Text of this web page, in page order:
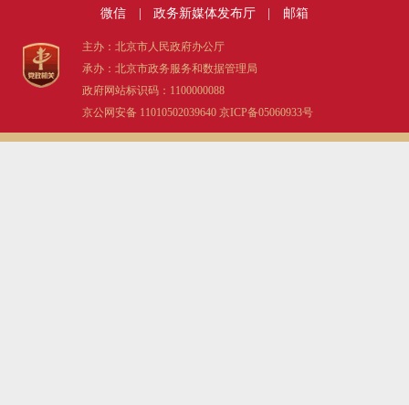
决策公开 专题公开
政务服务
个人服务 法人服务 部门服务
微信 政务新媒体发布厅 邮箱
主办：北京市人民政府办公厅
承办：北京市政务服务和数据管理局
政府网站标识码：1100000088
京公网安备 11010502039640 京ICP备05060933号